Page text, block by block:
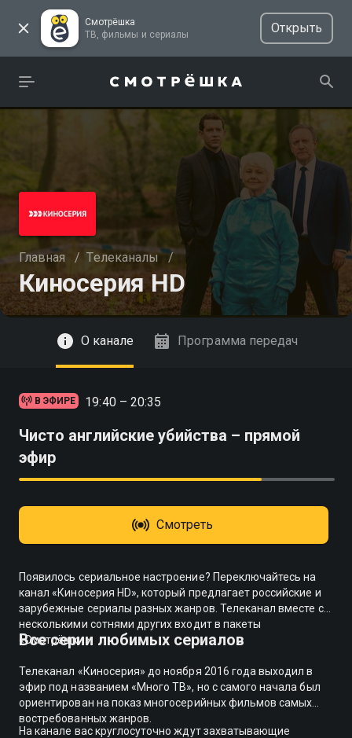
Смотрёшка
ТВ, фильмы и сериалы
Открыть
Главная / Телеканалы /
Киносерия HD
Смотреть
О канале Программа передач
В ЭФИРЕ 19:40 – 20:35
Чисто английские убийства – прямой
эфир
Смотреть
Появилось сериальное настроение? Переключайтесь на
канал «Киносерия HD», который предлагает российские и
зарубежные сериалы разных жанров. Телеканал вместе с
несколькими сотнями других входит в пакеты
«Смотрёшки».
Все серии любимых сериалов
Телеканал «Киносерия» до ноября 2016 года выходил в
эфир под названием «Много ТВ», но с самого начала был
ориентирован на показ многосерийных фильмов самых
востребованных жанров.
На канале вас круглосуточно ждут захватывающие